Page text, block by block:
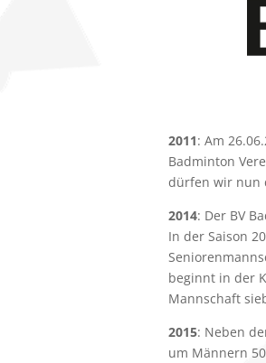
2011: Am
Badminton
dürfen wir nun
2014: Der BV
In der Saison
beginnt in der
Mannschaft
2015: Neben
um Männern